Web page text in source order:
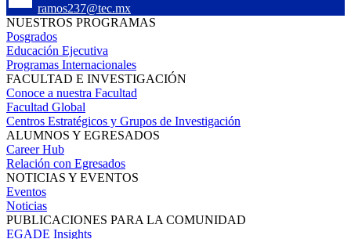
ramos237@tec.mx
NUESTROS PROGRAMAS
Posgrados
Educación Ejecutiva
Programas Internacionales
FACULTAD E INVESTIGACIÓN
Conoce a nuestra Facultad
Facultad Global
Centros Estratégicos y Grupos de Investigación
ALUMNOS Y EGRESADOS
Career Hub
Relación con Egresados
NOTICIAS Y EVENTOS
Eventos
Noticias
PUBLICACIONES PARA LA COMUNIDAD
EGADE Insights